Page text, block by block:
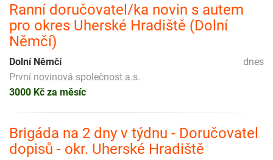
Ranní doručovatel/ka novin s autem
pro okres Uherské Hradiště (Dolní
Němčí)
dnes
Dolní Němčí
První novinová společnost a.s.
3000 Kč za měsíc
Brigáda na 2 dny v týdnu - Doručovatel
dopisů - okr. Uherské Hradiště